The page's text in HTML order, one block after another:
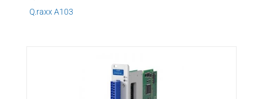
Q.raxx A103